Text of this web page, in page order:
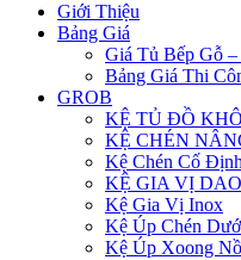
Giới Thiệu
Bảng Giá
Giá Tủ Bếp Gỗ
Bảng Giá Thi
GROB
KỆ TỦ ĐỒ KHÔ
KỆ CHÉN
Kệ Chén Cố Định
KỆ GIA VỊ
Kệ Gia Vị Inox
Kệ Úp Chén
Kệ Úp Xoong